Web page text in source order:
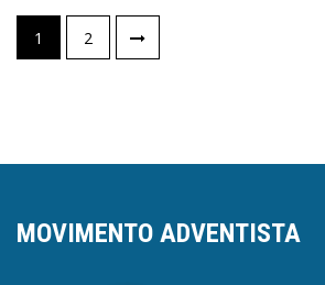
Paginação
de
1 2
MOVIMENTO ADVENTISTA